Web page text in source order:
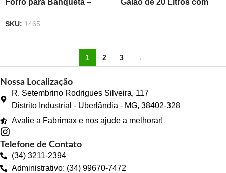
Forro para Banqueta –
SKU: 1465
Galão de 20 Litros com
1 2 3 →
Nossa Localização
R. Setembrino Rodrigues Silveira, 117
Distrito Industrial - Uberlândia - MG, 38402-328
Avalie a Fabrimax e nos ajude a melhorar!
Telefone de Contato
(34) 3211-2394
Administrativo: (34) 99670-7472